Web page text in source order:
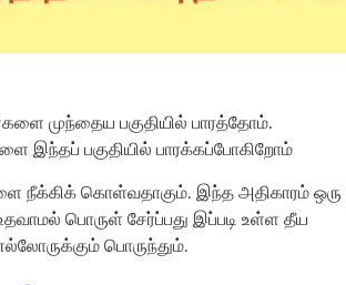
முந்தைய பகுதியில் பாரத்தோம்.
இந்தப் பகுதியில் பாரக்கப்போகிறோம்
நீக்கிக் கொள்வதாகும். இந்த அதிகாரம் ஒரு
பொருள் சேர்ப்பது இப்படி உள்ள தீய
பொருந்தும்.